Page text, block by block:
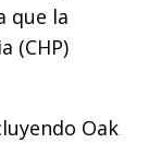
que la
(CHP)
Oak